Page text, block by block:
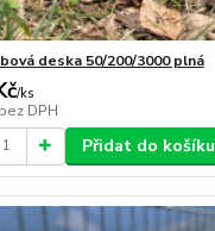
deska 50/200/3000 plná
/ks
bez DPH
Přidat do košíku